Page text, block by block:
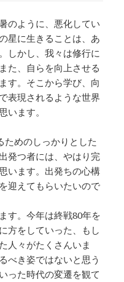
のように、悪化してい
星に生きることは、あ
しかし、我々は修行に
た、自らを向上させる
す。そこから学び、向
表現されるような世界
います。
ためのしっかりとした
発つ者には、やはり完
います。出発ちの心構
迎えてもらいたいので
す。今年は終戦80年を
方をしていった、もし
人々がたくさんいま
べき姿ではないと思う
った時代の変遷を観て